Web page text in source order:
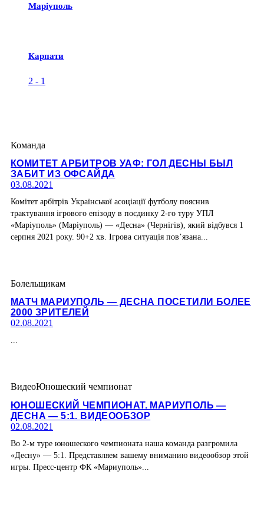
Маріуполь
Карпати
2 - 1
Команда
КОМИТЕТ АРБИТРОВ УАФ: ГОЛ ДЕСНЫ БЫЛ
ЗАБИТ ИЗ ОФСАЙДА
03.08.2021
Комітет арбітрів Української асоціації футболу пояснив
трактування ігрового епізоду в поєдинку 2-го туру УПЛ
«Маріуполь» (Маріуполь) — «Десна» (Чернігів), який відбувся 1
серпня 2021 року. 90+2 хв. Ігрова ситуація пов’язана...
Болельщикам
МАТЧ МАРИУПОЛЬ — ДЕСНА ПОСЕТИЛИ БОЛЕЕ
2000 ЗРИТЕЛЕЙ
02.08.2021
...
ВидеоЮношеский чемпионат
ЮНОШЕСКИЙ ЧЕМПИОНАТ. МАРИУПОЛЬ —
ДЕСНА — 5:1. ВИДЕООБЗОР
02.08.2021
Во 2-м туре юношеского чемпионата наша команда разгромила
«Десну» — 5:1. Представляем вашему вниманию видеообзор этой
игры. Пресс-центр ФК «Мариуполь»...